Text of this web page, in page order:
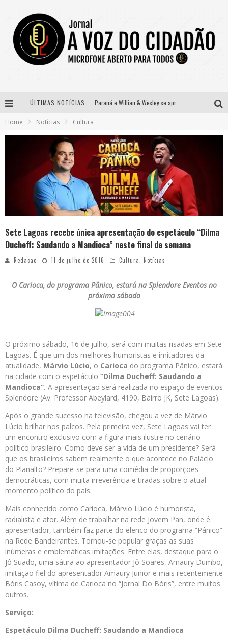
ÚLTIMAS NOTÍCIAS Paraná e Willian & Wesley se apresentam no Carretão Trevo Contagem nesta sexta-feira
Definidas as 12 finalistas do concurso Rainha do Pedro Leopoldo Rodeio Show 2026
Home Notícias Cultura
Sete Lagoas recebe única apresentação do espetáculo “Dilma
Ducheff: Saudando a Mandioca” neste final de semana
Redacao 11 de julho de 2016 Cultura Notícias
O Carioca, do programa Pânico, estará na Splendore Eventos no
próximo sábado
O próximo sábado, 16 de julho, será com muitas risadas em Sete
Lagoas. É que um dos melhores humoristas e imitadores da
atualidade, Márvio Lúcio, o Carioca do programa Pânico, estará
na cidade com o espetáculo “Dilma Ducheff: Saudando a
Mandioca”. A apresentação será realizada no espaço de eventos
Splendore (Av. Professor Abeylard, 4190, Bairro JK, Sete Lagoas).
Após o grande sucesso na televisão, chegou a vez de Márvio
Lúcio brilhar nos palcos. Pela primeira vez, Sete Lagoas vai ter
um encontro exclusivo com a figura mais ilustre no cenário
político brasileiro. Como deve ser a vida de um presidente? Será
que os brasileiros sabem realmente o que acontece no Palácio
do Planalto? Prepare-se para uma comédia de proporções
democráticas, com muita irreverência e tiradas sobre o atual
momento político do país.
Mais conhecido como Carioca, Márvio Lúcio é humorista,
radialista e ator. Além de trabalhar na rede Jovem Pan, onde é
apresentador, também faz parte do elenco do programa “Pânico”
na Rede Bandeirantes. Tornou-se popular graças as suas
inúmeras e emblemáticas imitações. Entre elas, destaque para o
Jô Suado, uma sátira ao apresentador Jô Soares, Amaury Dumbo,
imitação fiel do apresentador Amaury Junior e mais recentemente
Bóris Casoy, vítima de Carioca no “Jornal Do Bóris”, entre muitos
outros.
Serviço:
Espetáculo Dilma Ducheff: Saudando a Mandioca